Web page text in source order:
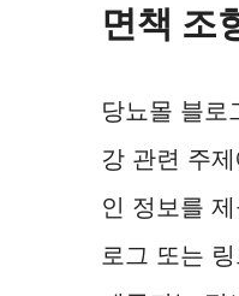
면책 조
당뇨몰 블로
강 관련 주
인 정보를
로그 또는